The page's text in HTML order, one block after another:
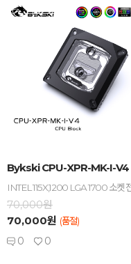
70,000원
70,000원 (품절)
0 0